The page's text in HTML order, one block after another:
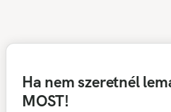
Ha nem szeretnél
MOST!